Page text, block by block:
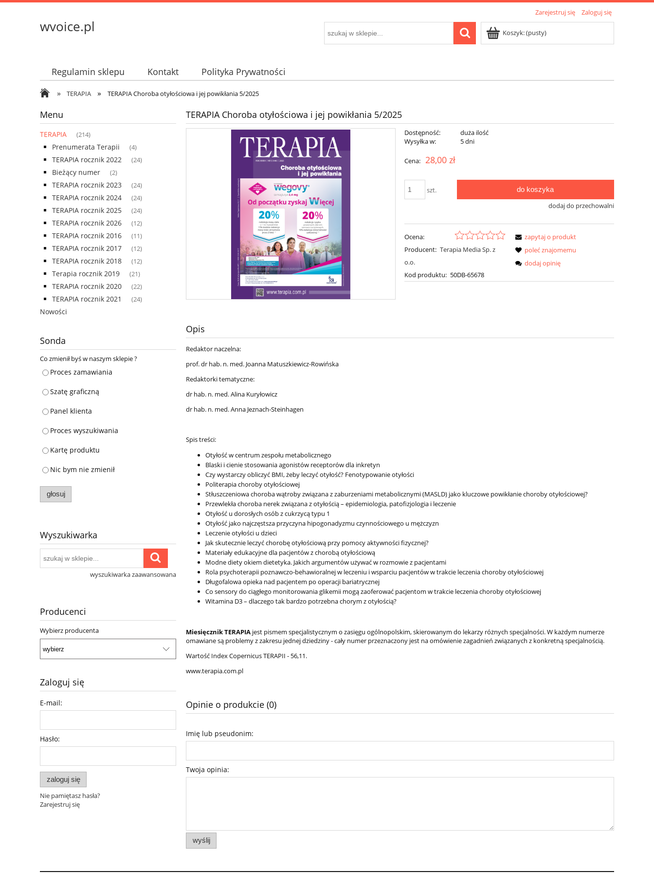
Zarejestruj się Zaloguj się
wvoice.pl Koszyk:(pusty)
Regulamin sklepu Kontakt Polityka Prywatności
» TERAPIA » TERAPIA Choroba otyłościowa i jej powikłania 5/2025
Menu
TERAPIA (214)
Prenumerata Terapii (4)
TERAPIA rocznik 2022 (24)
Bieżący numer (2)
TERAPIA rocznik 2023 (24)
TERAPIA rocznik 2024 (24)
TERAPIA rocznik 2025 (24)
TERAPIA rocznik 2026 (12)
TERAPIA rocznik 2016 (11)
TERAPIA rocznik 2017 (12)
TERAPIA rocznik 2018 (12)
Terapia rocznik 2019 (21)
TERAPIA rocznik 2020 (22)
TERAPIA rocznik 2021 (24)
Nowości
Sonda
Co zmienił byś w naszym sklepie ?
Proces zamawiania
Szatę graficzną
Panel klienta
Proces wyszukiwania
Kartę produktu
Nic bym nie zmienił
głosuj
Wyszukiwarka
wyszukiwarka zaawansowana
Producenci
Wybierz producenta
Zaloguj się
E-mail:
Hasło:
zaloguj się
Nie pamiętasz hasła?
Zarejestruj się
TERAPIA Choroba otyłościowa i jej powikłania 5/2025
Dostępność:
duża ilość
Wysyłka w:
5 dni
Cena: 28,00 zł
szt. do koszyka
dodaj do przechowalni
Ocena:
Producent: Terapia Media Sp. z
o.o.
Kod produktu: 50DB-65678
zapytaj o produkt
poleć znajomemu
dodaj opinię
Opis
Redaktor naczelna:
prof. dr hab. n. med. Joanna Matuszkiewicz-Rowińska
Redaktorki tematyczne:
dr hab. n. med. Alina Kuryłowicz
dr hab. n. med. Anna Jeznach-Steinhagen
Spis treści:
Otyłość w centrum zespołu metabolicznego
Blaski i cienie stosowania agonistów receptorów dla inkretyn
Czy wystarczy obliczyć BMI, żeby leczyć otyłość? Fenotypowanie otyłości
Politerapia choroby otyłościowej
Stłuszczeniowa choroba wątroby związana z zaburzeniami metabolicznymi (MASLD) jako kluczowe powikłanie choroby otyłościowej?
Przewlekła choroba nerek związana z otyłością – epidemiologia, patofizjologia i leczenie
Otyłość u dorosłych osób z cukrzycą typu 1
Otyłość jako najczęstsza przyczyna hipogonadyzmu czynnościowego u mężczyzn
Leczenie otyłości u dzieci
Jak skutecznie leczyć chorobę otyłościową przy pomocy aktywności fizycznej?
Materiały edukacyjne dla pacjentów z chorobą otyłościową
Modne diety okiem dietetyka. Jakich argumentów używać w rozmowie z pacjentami
Rola psychoterapii poznawczo-behawioralnej w leczeniu i wsparciu pacjentów w trakcie leczenia choroby otyłościowej
Długofalowa opieka nad pacjentem po operacji bariatrycznej
Co sensory do ciągłego monitorowania glikemii mogą zaoferować pacjentom w trakcie leczenia choroby otyłościowej
Witamina D3 – dlaczego tak bardzo potrzebna chorym z otyłością?
Miesięcznik TERAPIA jest pismem specjalistycznym o zasięgu ogólnopolskim, skierowanym do lekarzy różnych specjalności. W każdym numerze
omawiane są problemy z zakresu jednej dziedziny - cały numer przeznaczony jest na omówienie zagadnień związanych z konkretną specjalnością.
Wartość Index Copernicus TERAPII - 56,11.
www.terapia.com.pl
Opinie o produkcie (0)
Imię lub pseudonim:
Twoja opinia:
wyślij